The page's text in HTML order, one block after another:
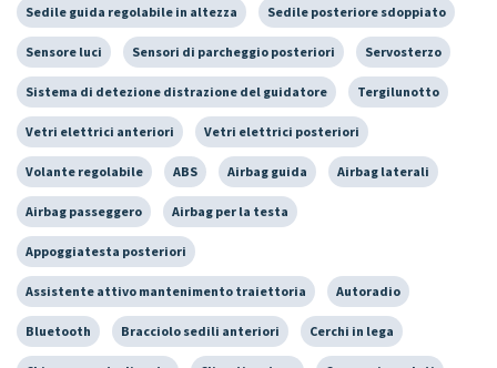
Sedile guida regolabile in altezza Sedile posteriore sdoppiato
Sensore luci Sensori di parcheggio posteriori Servosterzo
Sistema di detezione distrazione del guidatore Tergilunotto
Vetri elettrici anteriori Vetri elettrici posteriori
Volante regolabile ABS Airbag guida Airbag laterali
Airbag passeggero Airbag per la testa
Appoggiatesta posteriori
Assistente attivo mantenimento traiettoria Autoradio
Bluetooth Bracciolo sedili anteriori Cerchi in lega